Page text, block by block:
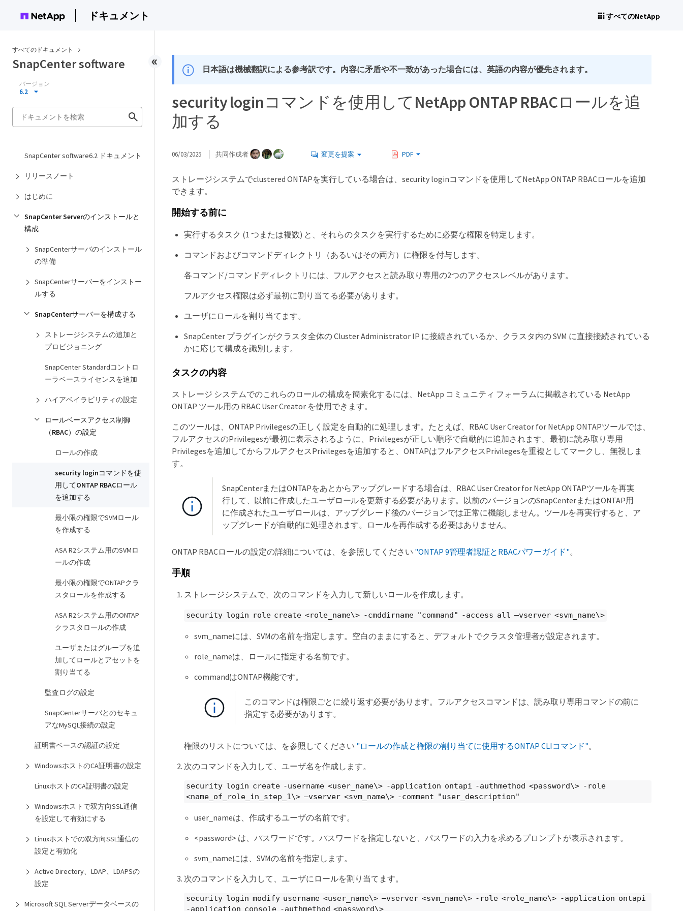
ドキュメント すべてのNetApp
すべてのドキュメント
SnapCenter software
バージョン
6.2
SnapCenter software6.2 ドキュメント
リリースノート
はじめに
SnapCenter Serverのインストールと
構成
SnapCenterサーバのインストール
の準備
SnapCenterサーバーをインストー
ルする
SnapCenterサーバーを構成する
ストレージシステムの追加と
プロビジョニング
SnapCenter Standardコントロ
ーラベースライセンスを追加
ハイアベイラビリティの設定
ロールベースアクセス制御
（RBAC）の設定
ロールの作成
security loginコマンドを使
用してONTAP RBACロール
を追加する
最小限の権限でSVMロール
を作成する
ASA R2システム用のSVMロ
ールの作成
最小限の権限でONTAPクラ
スタロールを作成する
ASA R2システム用のONTAP
クラスタロールの作成
ユーザまたはグループを追
加してロールとアセットを
割り当てる
監査ログの設定
SnapCenterサーバとのセキュ
アなMySQL接続の設定
証明書ベースの認証の設定
WindowsホストのCA証明書の設定
LinuxホストのCA証明書の設定
Windowsホストで双方向SSL通信
を設定して有効にする
Linuxホストでの双方向SSL通信の
設定と有効化
Active Directory、LDAP、LDAPSの
設定
Microsoft SQL Serverデータベースの
日本語は機械翻訳による参考訳です。内容に矛盾や不一致があった場合には、英語の内容が優先されます。
security loginコマンドを使用してNetApp ONTAP RBACロールを追
加する
06/03/2025 共同作成者 変更を提案 PDF
ストレージシステムでclustered ONTAPを実行している場合は、security loginコマンドを使用してNetApp ONTAP RBACロールを追加
できます。
開始する前に
実行するタスク (1 つまたは複数) と、それらのタスクを実行するために必要な権限を特定します。
コマンドおよびコマンドディレクトリ（あるいはその両方）に権限を付与します。
各コマンド/コマンドディレクトリには、フルアクセスと読み取り専用の2つのアクセスレベルがあります。
フルアクセス権限は必ず最初に割り当てる必要があります。
ユーザにロールを割り当てます。
SnapCenter プラグインがクラスタ全体の Cluster Administrator IP に接続されているか、クラスタ内の SVM に直接接続されている
かに応じて構成を識別します。
タスクの内容
ストレージ システムでのこれらのロールの構成を簡素化するには、NetApp コミュニティ フォーラムに掲載されている NetApp
ONTAP ツール用の RBAC User Creator を使用できます。
このツールは、ONTAP Privilegesの正しく設定を自動的に処理します。たとえば、RBAC User Creator for NetApp ONTAPツールでは、
フルアクセスのPrivilegesが最初に表示されるように、Privilegesが正しい順序で自動的に追加されます。最初に読み取り専用
Privilegesを追加してからフルアクセスPrivilegesを追加すると、ONTAPはフルアクセスPrivilegesを重複としてマークし、無視しま
す。
SnapCenterまたはONTAPをあとからアップグレードする場合は、RBAC User Creator for NetApp ONTAPツールを再実
行して、以前に作成したユーザロールを更新する必要があります。以前のバージョンのSnapCenterまたはONTAP用
に作成されたユーザロールは、アップグレード後のバージョンでは正常に機能しません。ツールを再実行すると、ア
ップグレードが自動的に処理されます。ロールを再作成する必要はありません。
ONTAP RBACロールの設定の詳細については、を参照してください "ONTAP 9管理者認証とRBACパワーガイド"。
手順
ストレージシステムで、次のコマンドを入力して新しいロールを作成します。
security login role create <role_name\> -cmddirname "command" -access all –vserver <svm_name\>
svm_nameには、SVMの名前を指定します。空白のままにすると、デフォルトでクラスタ管理者が設定されます。
role_nameは、ロールに指定する名前です。
commandはONTAP機能です。
このコマンドは権限ごとに繰り返す必要があります。フルアクセスコマンドは、読み取り専用コマンドの前に
指定する必要があります。
権限のリストについては、を参照してください "ロールの作成と権限の割り当てに使用するONTAP CLIコマンド"。
次のコマンドを入力して、ユーザ名を作成します。
security login create -username <user_name\> -application ontapi -authmethod <password\> -role
<name_of_role_in_step_1\> –vserver <svm_name\> -comment "user_description"
user_nameは、作成するユーザの名前です。
<password> は、パスワードです。パスワードを指定しないと、パスワードの入力を求めるプロンプトが表示されます。
svm_nameには、SVMの名前を指定します。
次のコマンドを入力して、ユーザにロールを割り当てます。
security login modify username <user_name\> –vserver <svm_name\> -role <role_name\> -application ontapi